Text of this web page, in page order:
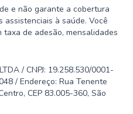
e não garante a cobertura
à saúde. Você
de adesão, mensalidades
/ CNPJ: 19.258.530/0001-
/ Endereço: Rua Tenente
CEP 83.005-360, São